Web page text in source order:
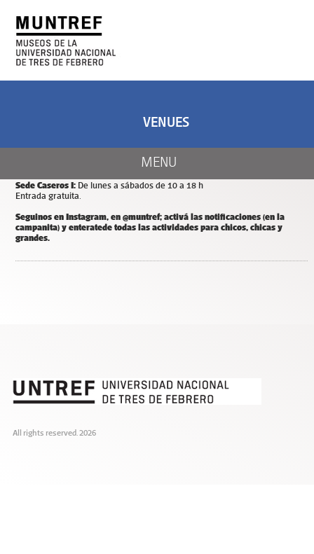
Días y horarios de apertura de MUNTREF
De miércoles a domingos de 11 a 18 h.
Sede Caseros I: De lunes a sábados de 10 a 18 h
Entrada gratuita.
Seguinos en Instagram, en @muntref; activá las notificaciones (en la
campanita) y enteratede todas las actividades para chicos, chicas y
grandes.
All rights reserved. 2026
MENU
VENUES
CENTER OF ART
AND NATURE
ART AND SCIENCE